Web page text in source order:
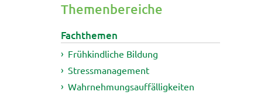
Themenbereiche
Fachthemen
Frühkindliche Bildung
Stressmanagement
Wahrnehmungsauffälligkeiten